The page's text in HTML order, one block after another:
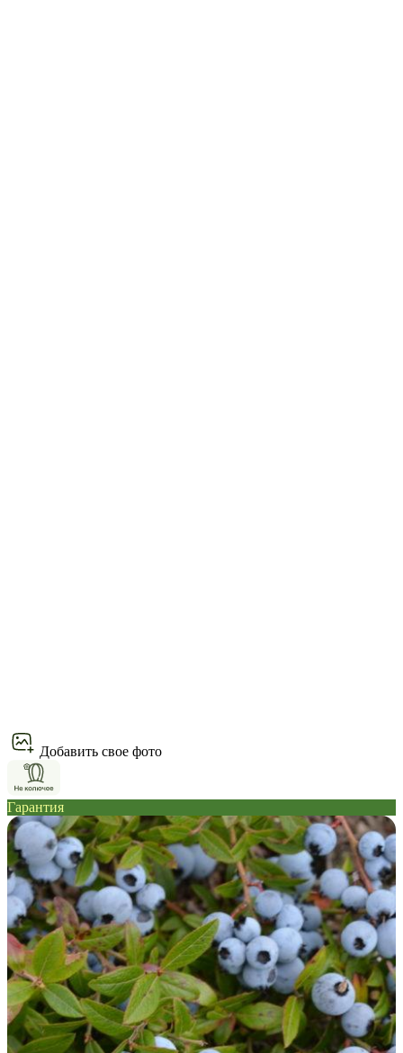
Добавить свое фото
Гарантия